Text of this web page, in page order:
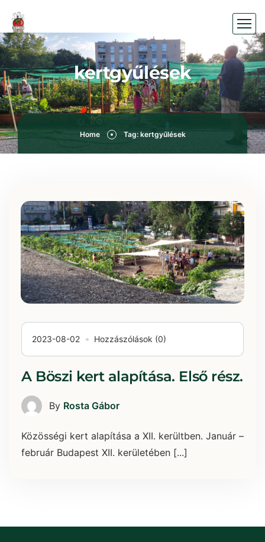
kertgyűlések
Home Tag: kertgyűlések
2023-08-02 Hozzászólások (0)
A Böszi kert alapítása. Első rész.
By Rosta Gábor
Közösségi kert alapítása a XII. kerültben. Január –
február Budapest XII. kerületében [...]